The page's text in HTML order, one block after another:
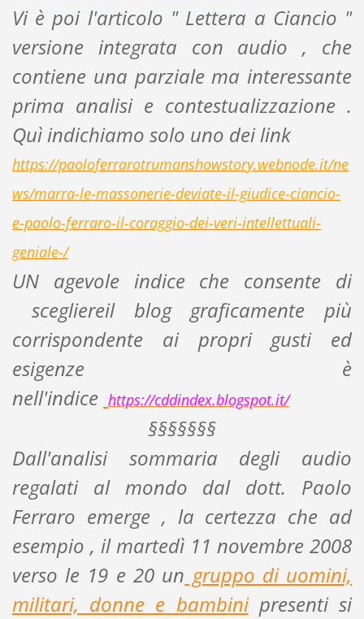
Vi è poi l'articolo " Lettera a Ciancio "
versione integrata con audio , che
contiene una parziale ma interessante
prima analisi e contestualizzazione .
Quì indichiamo solo uno dei link
https://paoloferrarotrumanshowstory.webnode.it/ne
ws/marra-le-massonerie-deviate-il-giudice-ciancio-
e-paolo-ferraro-il-coraggio-dei-veri-intellettuali-
geniale-/
UN agevole indice che consente di
scegliereil blog graficamente più
corrispondente ai propri gusti ed
esigenze è
nell'indice https://cddindex.blogspot.it/
§§§§§§§
Dall'analisi sommaria degli audio
regalati al mondo dal dott. Paolo
Ferraro emerge , la certezza che ad
esempio , il martedì 11 novembre 2008
verso le 19 e 20 un gruppo di uomini,
militari, donne e bambinipresenti si